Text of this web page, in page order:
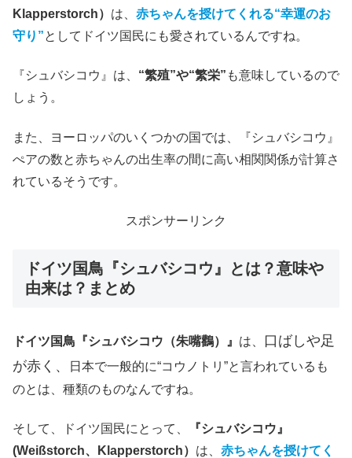
Klapperstorch） は、 赤ちゃんを授けてくれる“幸運のお
守り”としてドイツ国民にも愛されているんですね。
『シュバシコウ』は、 “繁殖”や“繁栄” も意味しているので
しょう。
また、ヨーロッパのいくつかの国では、『シュバシコウ』
ぺアの数と赤ちゃんの出生率の間に高い相関関係が計算さ
れているそうです。
スポンサーリンク
ドイツ国鳥『シュバシコウ』とは？意味や
由来は？まとめ
ドイツ国鳥『シュバシコウ（朱嘴鸛）』 は、
口ばしや足
が赤く、
日本で一般的に“コウノトリ”と言われているも
のとは、種類のものなんですね。
そして、ドイツ国民にとって、
『シュバシコウ』
(Weißstorch、Klapperstorch） は、 赤ちゃんを授けてく